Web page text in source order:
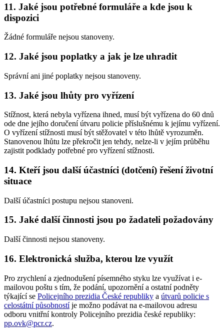
11. Jaké jsou potřebné formuláře a kde jsou k
dispozici
Žádné formuláře nejsou stanoveny.
12. Jaké jsou poplatky a jak je lze uhradit
Správní ani jiné poplatky nejsou stanoveny.
13. Jaké jsou lhůty pro vyřízení
Stížnost, která nebyla vyřízena ihned, musí být vyřízena do 60 dnů
ode dne jejího doručení útvaru policie příslušnému k jejímu vyřízení.
O vyřízení stížnosti musí být stěžovatel v této lhůtě vyrozuměn.
Stanovenou lhůtu lze překročit jen tehdy, nelze-li v jejím průběhu
zajistit podklady potřebné pro vyřízení stížnosti.
14. Kteří jsou další účastníci (dotčení) řešení životní
situace
Další účastníci postupu nejsou stanoveni.
15. Jaké další činnosti jsou po žadateli požadovány
Další činnosti nejsou stanoveny.
16. Elektronická služba, kterou lze využít
Pro zrychlení a zjednodušení písemného styku lze využívat i e-
mailovou poštu s tím, že podání, upozornění a ostatní podněty
týkající se Policejního prezidia České republiky a útvarů policie s
celostátní působnostíje možno podávat na e-mailovou adresu
odboru vnitřní kontroly Policejního prezidia české republiky:
pp.ovk@pcr.cz.